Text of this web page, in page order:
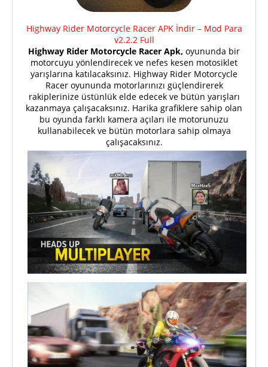
Highway Rider Motorcycle Racer APK İndir – Mod Para
v2.2.2 Full
Highway Rider Motorcycle Racer Apk, oyununda bir
motorcuyu yönlendirecek ve nefes kesen motosiklet
yarışlarına katılacaksınız. Highway Rider Motorcycle
Racer oyununda motorlarınızı güçlendirerek
rakiplerinize üstünlük elde edecek ve bütün yarışları
kazanmaya çalışacaksınız. Harika grafiklere sahip olan
bu oyunda farklı kamera açıları ile motorunuzu
kullanabilecek ve bütün motorlara sahip olmaya
çalışacaksınız.